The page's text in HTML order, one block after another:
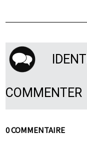
COMMENTER
0 COMMENTAIRE